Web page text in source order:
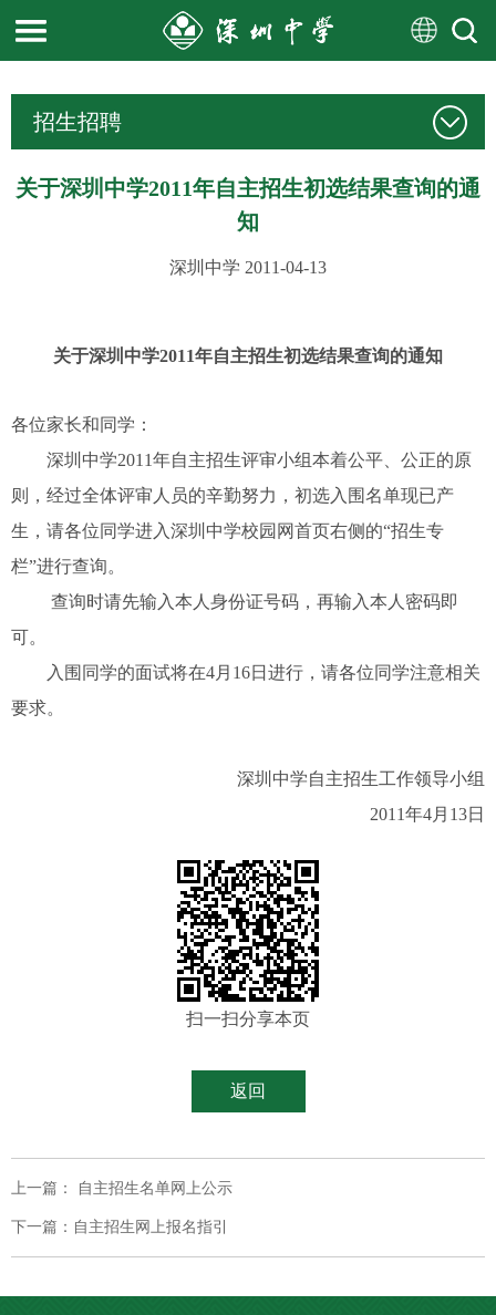
招生招聘
关于深圳中学2011年自主招生初选结果查询的通
知
深圳中学 2011-04-13
关于深圳中学2011年自主招生初选结果查询的通知
各位家长和同学：
深圳中学2011年自主招生评审小组本着公平、公正的原
则，经过全体评审人员的辛勤努力，初选入围名单现已产
生，请各位同学进入深圳中学校园网首页右侧的“招生专
栏”进行查询。
查询时请先输入本人身份证号码，再输入本人密码即
可。
入围同学的面试将在4月16日进行，请各位同学注意相关
要求。
深圳中学自主招生工作领导小组
2011年4月13日
扫一扫分享本页
返回
上一篇： 自主招生名单网上公示
下一篇：自主招生网上报名指引